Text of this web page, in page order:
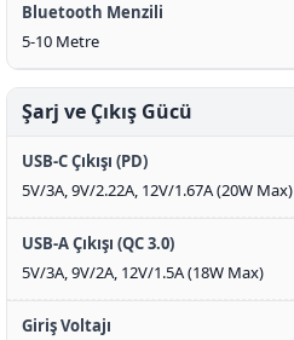
Bluetooth Menzili
5-10 Metre
Şarj ve Çıkış Gücü
USB-C Çıkışı (PD)
5V/3A, 9V/2.22A, 12V/1.67A (20W Max)
USB-A Çıkışı (QC 3.0)
5V/3A, 9V/2A, 12V/1.5A (18W Max)
Giriş Voltajı